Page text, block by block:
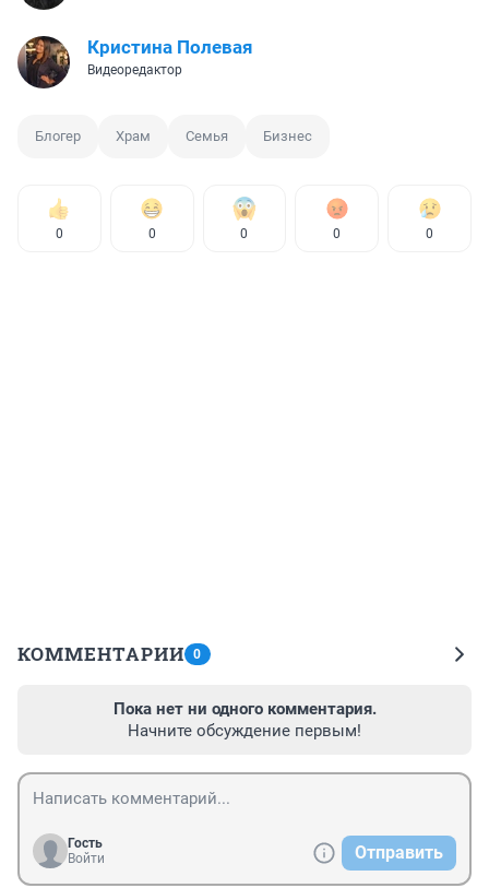
Кристина Полевая
Видеоредактор
Блогер Храм Семья Бизнес
0 0 0 0 0
КОММЕНТАРИИ 0
Пока нет ни одного комментария.
Начните обсуждение первым!
Гость
Войти
Отправить